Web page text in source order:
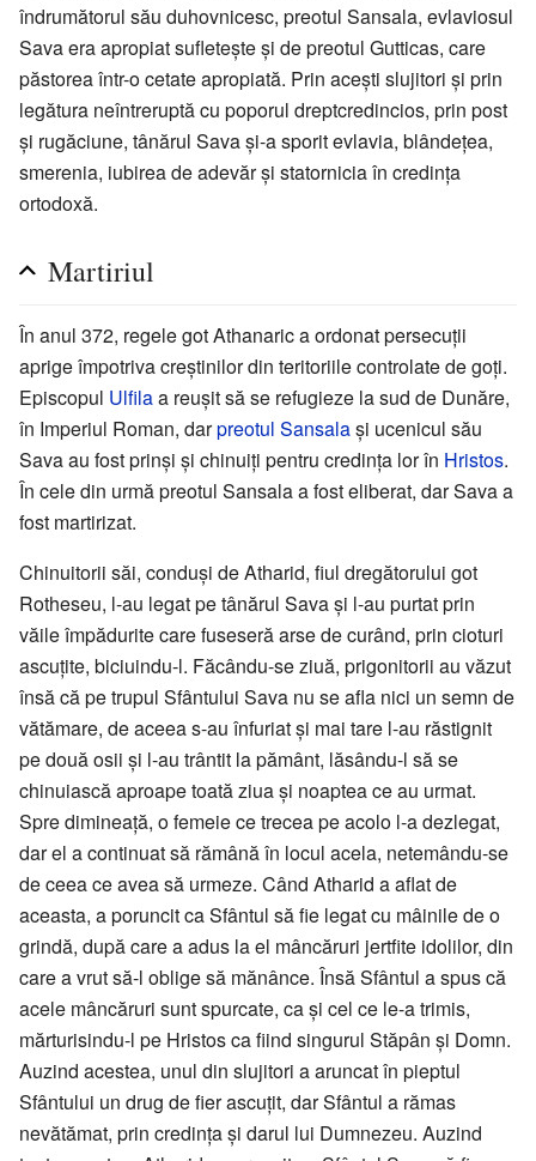
îndrumătorul său duhovnicesc, preotul Sansala, evlaviosul
Sava era apropiat sufletește și de preotul Gutticas, care
păstorea într-o cetate apropiată. Prin acești slujitori și prin
legătura neîntreruptă cu poporul dreptcredincios, prin post
și rugăciune, tânărul Sava și-a sporit evlavia, blândețea,
smerenia, iubirea de adevăr și statornicia în credința
ortodoxă.
Martiriul
În anul 372, regele got Athanaric a ordonat persecuții
aprige împotriva creștinilor din teritoriile controlate de goți.
Episcopul Ulfilaa reușit să se refugieze la sud de Dunăre,
în Imperiul Roman, darpreotul Sansalași ucenicul său
Sava au fost prinși și chinuiți pentru credința lor în Hristos.
În cele din urmă preotul Sansala a fost eliberat, dar Sava a
fost martirizat.
Chinuitorii săi, conduși de Atharid, fiul dregătorului got
Rotheseu, l-au legat pe tânărul Sava și l-au purtat prin
văile împădurite care fuseseră arse de curând, prin cioturi
ascuțite, biciuindu-l. Făcându-se ziuă, prigonitorii au văzut
însă că pe trupul Sfântului Sava nu se afla nici un semn de
vătămare, de aceea s-au înfuriat și mai tare l-au răstignit
pe două osii și l-au trântit la pământ, lăsându-l să se
chinuiască aproape toată ziua și noaptea ce au urmat.
Spre dimineață, o femeie ce trecea pe acolo l-a dezlegat,
dar el a continuat să rămână în locul acela, netemându-se
de ceea ce avea să urmeze. Când Atharid a aflat de
aceasta, a poruncit ca Sfântul să fie legat cu mâinile de o
grindă, după care a adus la el mâncăruri jertfite idolilor, din
care a vrut să-l oblige să mănânce. Însă Sfântul a spus că
acele mâncăruri sunt spurcate, ca și cel ce le-a trimis,
mărturisindu-l pe Hristos ca fiind singurul Stăpân și Domn.
Auzind acestea, unul din slujitori a aruncat în pieptul
Sfântului un drug de fier ascuțit, dar Sfântul a rămas
nevătămat, prin credința și darul lui Dumnezeu. Auzind